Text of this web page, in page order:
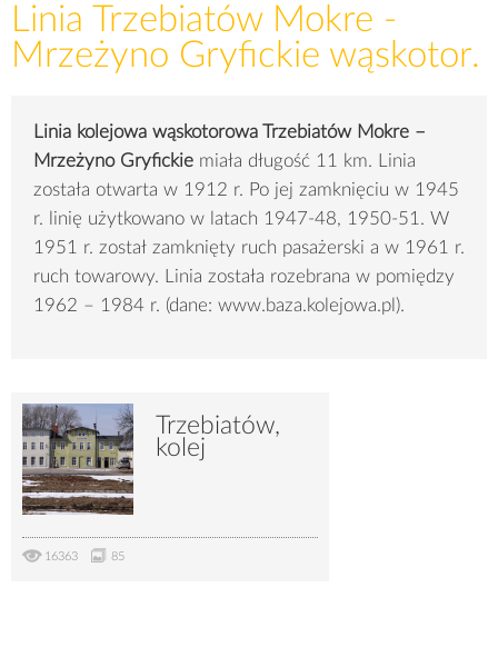
Linia Trzebiatów Mokre -
Mrzeżyno Gryfickie wąskotor.
Linia kolejowa wąskotorowa Trzebiatów Mokre –
Mrzeżyno Gryfickie miała długość 11 km. Linia
została otwarta w 1912 r. Po jej zamknięciu w 1945
r. linię użytkowano w latach 1947-48, 1950-51. W
1951 r. został zamknięty ruch pasażerski a w 1961 r.
ruch towarowy. Linia została rozebrana w pomiędzy
1962 – 1984 r. (dane: www.baza.kolejowa.pl).
Trzebiatów,
kolej
16363 85